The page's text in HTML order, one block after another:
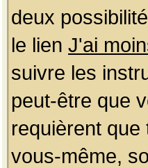
deux
le lien J'ai
suivre les
peut-être que
requièrent
vous-même,